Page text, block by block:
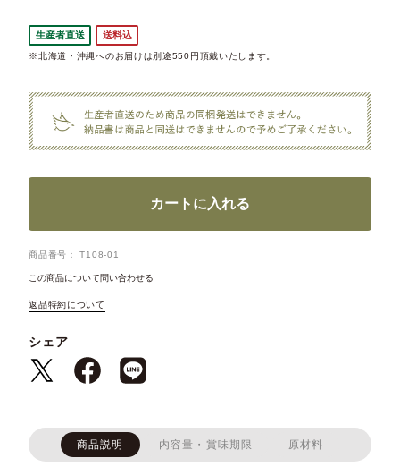
生産者直送 送料込
※北海道・沖縄へのお届けは別途550円頂戴いたします。
カートに入れる
商品番号 T108-01
この商品について問い合わせる
返品特約について
シェア
商品説明 内容量・賞味期限 原材料